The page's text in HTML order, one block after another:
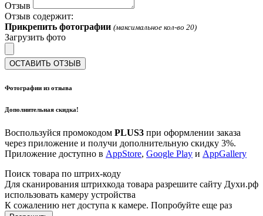
Отзыв
Отзыв содержит:
Прикрепить фотографии (максимальное кол-во 20)
Загрузить фото
ОСТАВИТЬ ОТЗЫВ
Фотографии из отзыва
Дополнительная скидка!
Воспользуйся промокодом PLUS3 при оформлении заказа
через приложение и получи дополнительную скидку 3%.
Приложение доступно в AppStore, Google Play и AppGallery
Поиск товара по штрих-коду
Для сканирования штрихкода товара разрешите сайту Духи.рф
использовать камеру устройства
К сожалению нет доступа к камере. Попробуйте еще раз